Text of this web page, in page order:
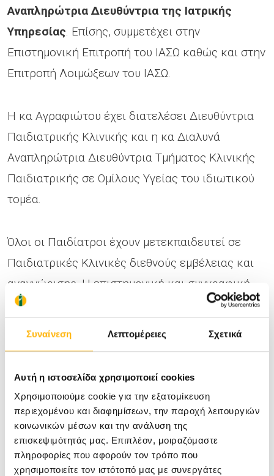
Συναίνεση Λεπτομέρειες Σχετικά
Αυτή η ιστοσελίδα χρησιμοποιεί cookies
Χρησιμοποιούμε cookie για την εξατομίκευση
περιεχομένου και διαφημίσεων, την παροχή λειτουργιών
κοινωνικών μέσων και την ανάλυση της
επισκεψιμότητάς μας. Επιπλέον, μοιραζόμαστε
πληροφορίες που αφορούν τον τρόπο που
χρησιμοποιείτε τον ιστότοπό μας με συνεργάτες
Αναπληρώτρια Διευθύντρια της Ιατρικής
Υπηρεσίας. Επίσης, συμμετέχει στην
Επιστημονική Επιτροπή του ΙΑΣΩ καθώς και στην
Επιτροπή Λοιμώξεων του ΙΑΣΩ.
Η κα Αγραφιώτου έχει διατελέσει Διευθύντρια
Παιδιατρικής Κλινικής και η κα Διαλυνά
Αναπληρώτρια Διευθύντρια Τμήματος Κλινικής
Παιδιατρικής σε Ομίλους Υγείας του ιδιωτικού
τομέα.
Όλοι οι Παιδίατροι έχουν μετεκπαιδευτεί σε
Παιδιατρικές Κλινικές διεθνούς εμβέλειας και
αναγνώρισης. Η επιστημονική και συγγραφική
τους δραστηριότητα είναι ιδιαίτερα πλούσια με
Κύριο μέλημα είναιη ολοκληρωμένη διάγνωση,
θεραπεία και αντιμετώπισηκαθώς και
εξατομικευμένη ιατρική περίθαλψητων